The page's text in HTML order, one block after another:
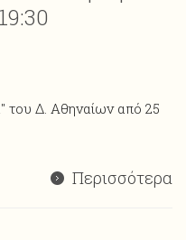
του Δ. Αθηναίων από 25
Περισσότερα